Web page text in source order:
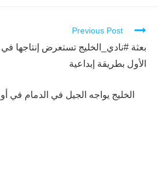
Continue
Reading
Previous Post
بعثة #نادي_الخليج تستعرض إنتاجها في
الأول بطريقة إبداعية
الخليج يواجه الجيل في الدمام في